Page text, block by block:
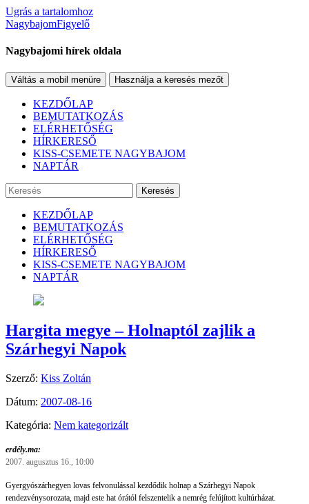
Ugrás a tartalomhoz
NagybajomFigyelő
Nagybajomi hírek oldala
Váltás a mobil menüre Használja a keresés mezőt
KEZDŐLAP
BEMUTATKOZÁS
ELÉRHETŐSÉG
HÍRKERESŐ
KISS-CSEMETE NAGYBAJOM
NAPTÁR
Keresés
KEZDŐLAP
BEMUTATKOZÁS
ELÉRHETŐSÉG
HÍRKERESŐ
KISS-CSEMETE NAGYBAJOM
NAPTÁR
Hargita megye – Holnaptól zajlik a
Szárhegyi Napok
Szerző: Kiss Zoltán
Dátum: 2007-08-16
Kategória: Nem kategorizált
erdély.ma:
2007. augusztus 16., 10:00
Gyergyószárhegyen lovas felvonulással kezdődik holnap a Szárhegyi Napok
rendezvénysorozata, majd este hat órától felszentelik a nemrég felújított kultúrházat.